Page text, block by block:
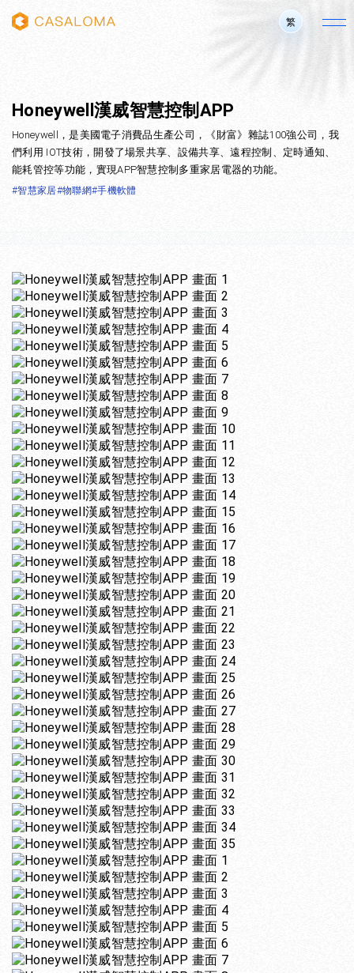
繁
Honeywell漢威智慧控制APP
Honeywell，是美國電子消費品生產公司，《財富》雜誌100強公司，我
們利用 IOT技術，開發了場景共享、設備共享、遠程控制、定時通知、
能耗管控等功能，實現APP智慧控制多重家居電器的功能。
#智慧家居#物聯網#手機軟體